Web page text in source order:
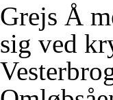
Grejs Å
sig ved